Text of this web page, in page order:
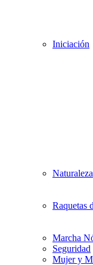
Iniciación
Naturaleza
Raquetas
Marcha
Seguridad
Mujer y